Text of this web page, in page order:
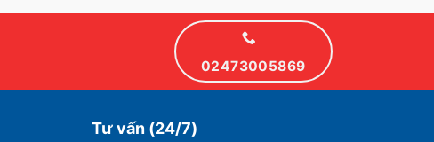
02473005869
Tư vấn (24/7)